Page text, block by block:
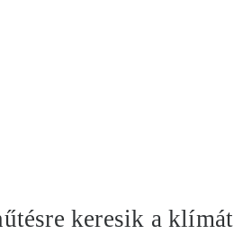
keresik a klímát